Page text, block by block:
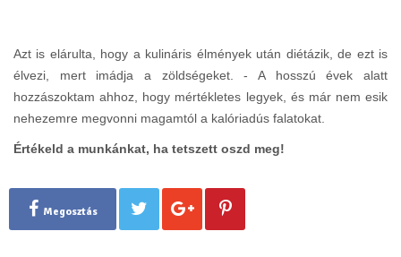
Azt is elárulta, hogy a kulináris élmények után diétázik, de ezt is
élvezi, mert imádja a zöldségeket. - A hosszú évek alatt
hozzászoktam ahhoz, hogy mértékletes legyek, és már nem esik
nehezemre megvonni magamtól a kalóriadús falatokat.
Értékeld a munkánkat, ha tetszett oszd meg!
Megosztás